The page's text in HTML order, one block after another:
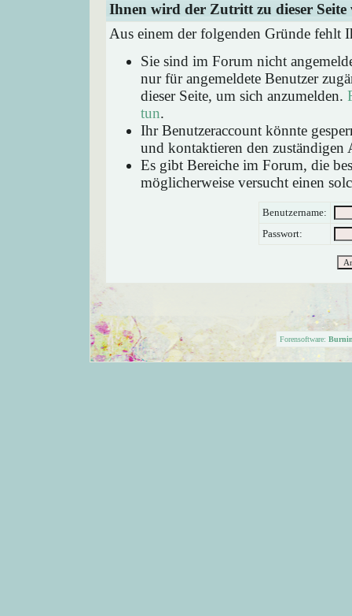
Ihnen wird der Zutritt zu dieser Seite
Aus einem der folgenden Gründe fehlt
Sie sind im Forum nicht
nur für angemeldete Benutzer
dieser Seite, um sich anzumelden.
tun.
Ihr Benutzeraccount könnte
und kontaktieren den zuständigen
Es gibt Bereiche im Forum, die
möglicherweise versucht einen
Benutzername:
Passwort:
Forensoftware: